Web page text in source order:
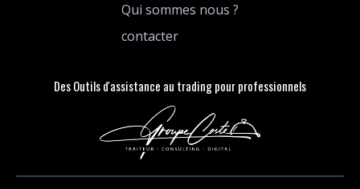
Qui sommes nous ?
contacter
Des Outils d'assistance au trading pour professionnels